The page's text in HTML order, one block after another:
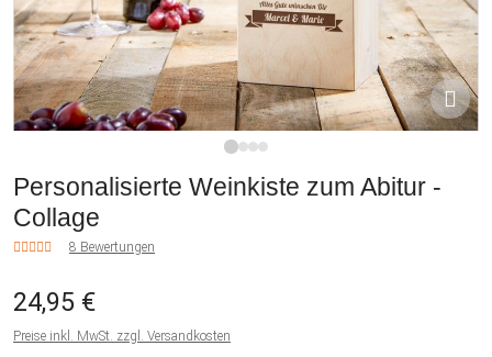
Personalisierte Weinkiste zum Abitur -
Collage
8 Bewertungen
24,95 €
Preise inkl. MwSt. zzgl. Versandkosten